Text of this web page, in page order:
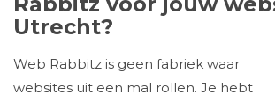
Utrecht?
Web Rabbitz is geen fabriek waar
websites uit een mal rollen. Je hebt